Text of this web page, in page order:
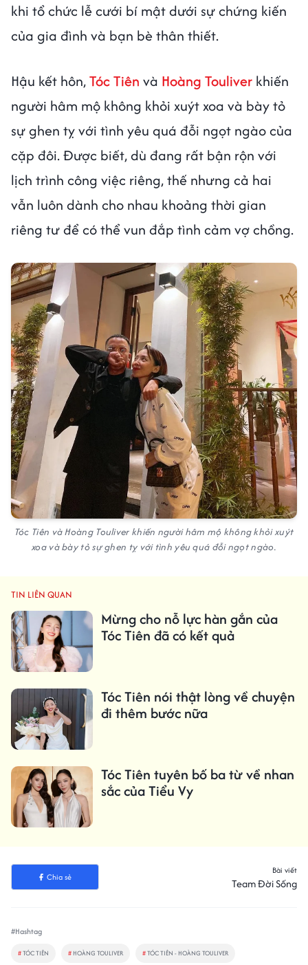
khi tổ chức lễ cưới bí mật dưới sự chứng kiến
của gia đình và bạn bè thân thiết.
Hậu kết hôn,Tóc Tiên và Hoàng Touliver khiến
người hâm mộ không khỏi xuýt xoa và bày tỏ
sự ghen tỵ với tình yêu quá đỗi ngọt ngào của
cặp đôi. Được biết, dù đang rất bận rộn với
lịch trình công việc riêng, thế nhưng cả hai
vẫn luôn dành cho nhau khoảng thời gian
riêng tư để có thể vun đắp tình cảm vợ chồng.
Tóc Tiên và Hoàng Touliver khiến người hâm mộ không khỏi xuýt
xoa và bày tỏ sự ghen tỵ với tình yêu quá đỗi ngọt ngào.
TIN LIÊN QUAN
Mừng cho nỗ lực hàn gắn của
Tóc Tiên đã có kết quả
Tóc Tiên nói thật lòng về chuyện
đi thêm bước nữa
Tóc Tiên tuyên bố ba từ về nhan
sắc của Tiểu Vy
Chia sẻ
Bài viết
Team Đời Sống
#Hashtag
#TÓC TIÊN # HOÀNG TOULIVER #TÓC TIÊN - HOÀNG TOULIVER